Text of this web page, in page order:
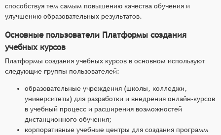
способствуя тем самым повышению качества обучения и
улучшению образовательных результатов.
Основные пользователи Платформы создания
учебных курсов
Платформы создания учебных курсов в основном используют
следующие группы пользователей:
образовательные учреждения (школы, колледжи,
университеты) для разработки и внедрения онлайн-курсов
в учебный процесс и расширения возможностей
дистанционного обучения;
корпоративные учебные центры для создания программ